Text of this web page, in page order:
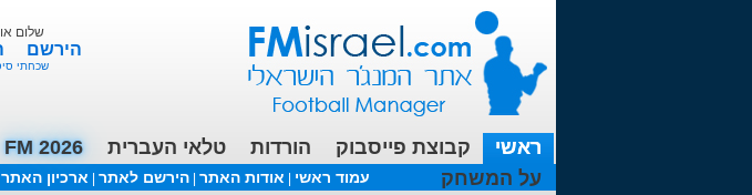
שלום
הירשם
שכחתי
ראשי קבוצת פייסבוק הורדות טלאי העברית FM 2026
על המשחק
עמוד ראשי אודות האתר |הירשם לאתר ארכיון האתר